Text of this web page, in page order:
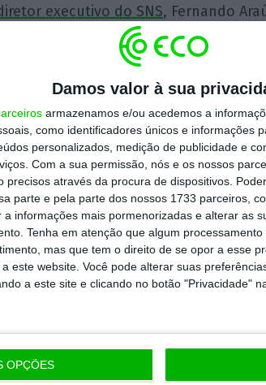
Damos valor à sua
armazenamos e/ou acedemos a
como identificadores únicos e informações
personalizados, medição de publicidade e
Com a sua permissão, nós e os nossos
precisos através da procura de dispositivos.
parte e pela parte dos nossos 1733 parceiros,
informações mais pormenorizadas e alterar as
Tenha em atenção que algum
mas que tem o direito de se opor a esse
este website. Você pode alterar suas
a este site e clicando no botão "Privacidade"
OPÇÕES
executivo do SNS, Fernando
maio disse aos deputados que a
deve “estar acima de questões políticas
a confiança” do Governo.